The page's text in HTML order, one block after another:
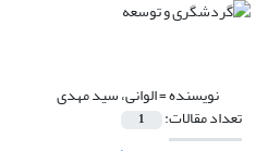
نویسنده =الوانی، سید مهدی
تعداد مقالات: 1